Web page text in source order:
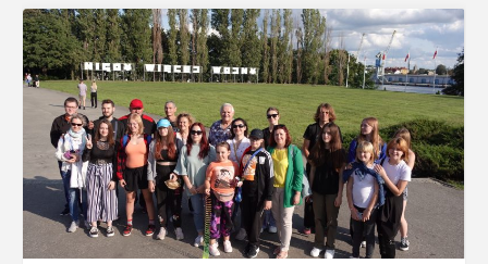
Deutsch-
polnisch
mit
ukrainischer
Zugabe"